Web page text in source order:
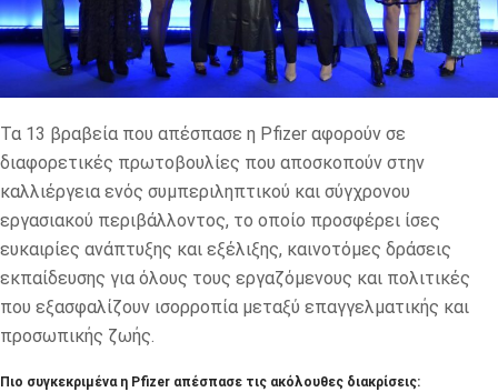
Τα 13 βραβεία που απέσπασε η Pfizer αφορούν σε
διαφορετικές πρωτοβουλίες που αποσκοπούν στην
καλλιέργεια ενός συμπεριληπτικού και σύγχρονου
εργασιακού περιβάλλοντος, το οποίο προσφέρει ίσες
ευκαιρίες ανάπτυξης και εξέλιξης, καινοτόμες δράσεις
εκπαίδευσης για όλους τους εργαζόμενους και πολιτικές
που εξασφαλίζουν ισορροπία μεταξύ επαγγελματικής και
προσωπικής ζωής.
Πιο συγκεκριμένα η Pfizer απέσπασε τις ακόλουθες διακρίσεις: